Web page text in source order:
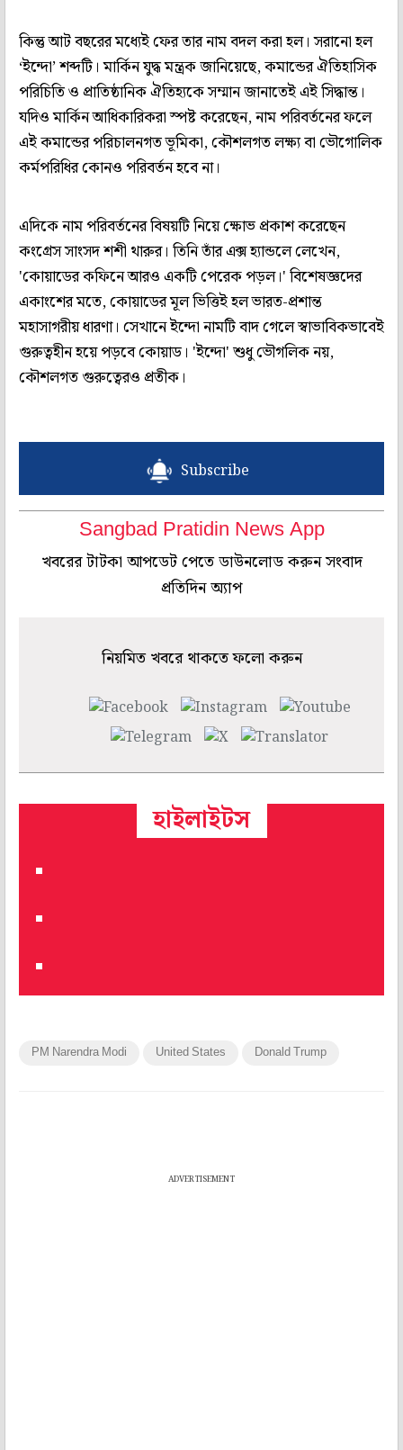
কিন্তু আট বছরের মধ্যেই ফের তার নাম বদল করা হল। সরানো হল
‘ইন্দো’ শব্দটি। মার্কিন যুদ্ধ মন্ত্রক জানিয়েছে, কমান্ডের ঐতিহাসিক
পরিচিতি ও প্রাতিষ্ঠানিক ঐতিহ্যকে সম্মান জানাতেই এই সিদ্ধান্ত।
যদিও মার্কিন আধিকারিকরা স্পষ্ট করেছেন, নাম পরিবর্তনের ফলে
এই কমান্ডের পরিচালনগত ভূমিকা, কৌশলগত লক্ষ্য বা ভৌগোলিক
কর্মপরিধির কোনও পরিবর্তন হবে না।
এদিকে নাম পরিবর্তনের বিষয়টি নিয়ে ক্ষোভ প্রকাশ করেছেন
কংগ্রেস সাংসদ শশী থারুর। তিনি তাঁর এক্স হ্যান্ডলে লেখেন,
'কোয়াডের কফিনে আরও একটি পেরেক পড়ল।' বিশেষজ্ঞদের
একাংশের মতে, কোয়াডের মূল ভিত্তিই হল ভারত-প্রশান্ত
মহাসাগরীয় ধারণা। সেখানে ইন্দো নামটি বাদ গেলে স্বাভাবিকভাবেই
গুরুত্বহীন হয়ে পড়বে কোয়াড। 'ইন্দো' শুধু ভৌগলিক নয়,
কৌশলগত গুরুত্বেরও প্রতীক।
Subscribe
Sangbad Pratidin News App
খবরের টাটকা আপডেট পেতে ডাউনলোড করুন সংবাদ
প্রতিদিন অ্যাপ
নিয়মিত খবরে থাকতে ফলো করুন
হাইলাইটস
PM Narendra Modi United States Donald Trump
ADVERTISEMENT